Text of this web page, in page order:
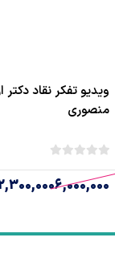
ویدیو تفکر نقاد دکتر
منصوری
امتیاز 6,000,000
2,300,000